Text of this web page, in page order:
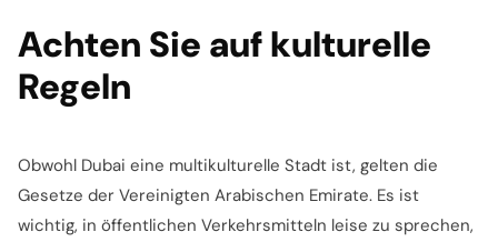
Achten Sie auf kulturelle
Regeln
Obwohl Dubai eine multikulturelle Stadt ist, gelten die
Gesetze der Vereinigten Arabischen Emirate. Es ist
wichtig, in öffentlichen Verkehrsmitteln leise zu sprechen,